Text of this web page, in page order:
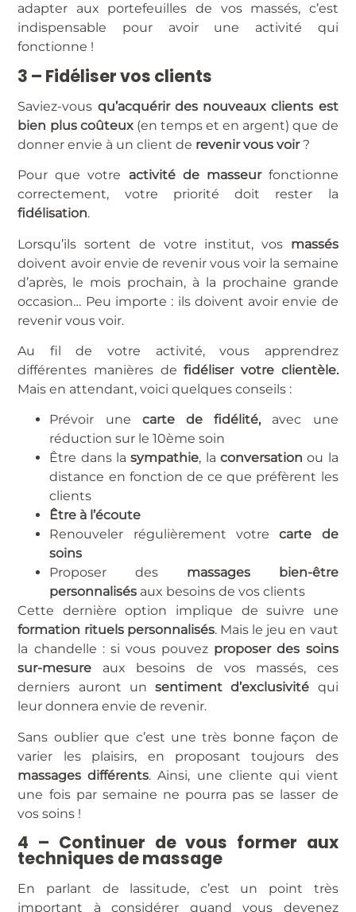
adapter aux portefeuilles de vos massés, c’est
indispensable pour avoir une activité qui
fonctionne !
3 – Fidéliser vos clients
Saviez-vous qu’acquérir des nouveaux clients est
bien plus coûteux (en temps et en argent) que de
donner envie à un client de revenir vous voir?
Pour que votre activité de masseurfonctionne
correctement, votre priorité doit rester la
fidélisation.
Lorsqu’ils sortent de votre institut, vos massés
doivent avoir envie de revenir vous voir la semaine
d’après, le mois prochain, à la prochaine grande
occasion… Peu importe : ils doivent avoir envie de
revenir vous voir.
Au fil de votre activité, vous apprendrez
différentes manières de fidéliser votre clientèle.
Mais en attendant, voici quelques conseils :
Prévoir une carte de fidélité, avec une
réduction sur le 10ème soin
Être dans lasympathie, la conversation ou la
distance en fonction de ce que préfèrent les
clients
Être à l’écoute
Renouveler régulièrement votre carte de
soins
Proposer des massages bien-être
personnalisés aux besoins de vos clients
Cette dernière option implique de suivre une
formation rituels personnalisés. Mais le jeu en vaut
la chandelle : si vous pouvez proposer des soins
sur-mesure aux besoins de vos massés, ces
derniers auront unsentiment d’exclusivité qui
leur donnera envie de revenir.
Sans oublier que c’est une très bonne façon de
varier les plaisirs, en proposant toujours des
massages différents. Ainsi, une cliente qui vient
une fois par semaine ne pourra pas se lasser de
vos soins !
4 – Continuer de vous former aux
techniques de massage
En parlant de lassitude, c’est un point très
important à considérer quand vous devenez